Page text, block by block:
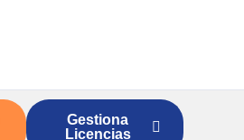
Gestiona
Licencias